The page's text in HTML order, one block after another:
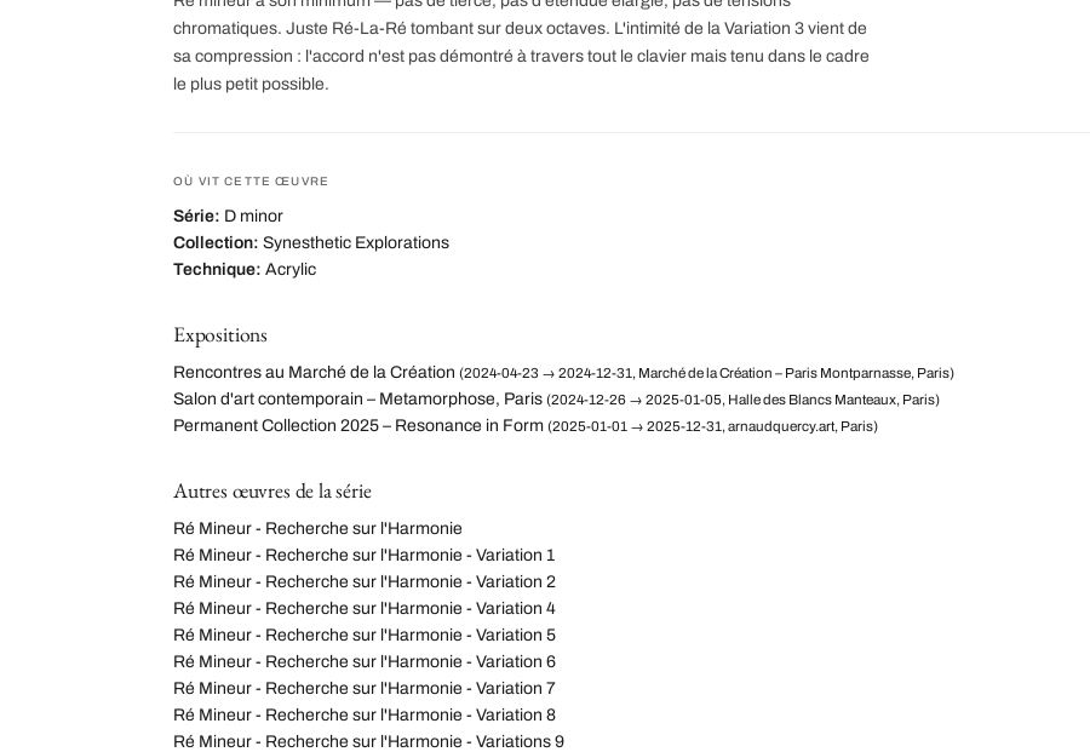
chromatiques. Juste Ré-La-Ré tombant sur deux octaves. L'intimité de la Variation 3 vient de
sa compression : l'accord n'est pas démontré à travers tout le clavier mais tenu dans le cadre
le plus petit possible.
OÙ VIT CETTE ŒUVRE
Série: D minor
Collection: Synesthetic Explorations
Technique: Acrylic
Expositions
Rencontres au Marché de la Création (2024-04-23 → 2024-12-31, Marché de la Création – Paris Montparnasse, Paris)
Salon d'art contemporain – Metamorphose, Paris (2024-12-26 → 2025-01-05, Halle des Blancs Manteaux, Paris)
Permanent Collection 2025 – Resonance in Form (2025-01-01 → 2025-12-31, arnaudquercy.art, Paris)
Autres œuvres de la série
Ré Mineur - Recherche sur l'Harmonie
Ré Mineur - Recherche sur l'Harmonie - Variation 1
Ré Mineur - Recherche sur l'Harmonie - Variation 2
Ré Mineur - Recherche sur l'Harmonie - Variation 4
Ré Mineur - Recherche sur l'Harmonie - Variation 5
Ré Mineur - Recherche sur l'Harmonie - Variation 6
Ré Mineur - Recherche sur l'Harmonie - Variation 7
Ré Mineur - Recherche sur l'Harmonie - Variation 8
Ré Mineur - Recherche sur l'Harmonie - Variations 9